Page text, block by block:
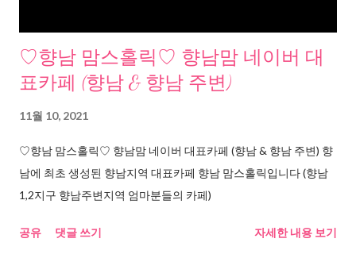
♡향남 맘스홀릭♡ 향남맘 네이버 대
표카페 (향남 & 향남 주변)
11월 10, 2021
♡향남 맘스홀릭♡ 향남맘 네이버 대표카페 (향남 & 향남 주변) 향
남에 최초 생성된 향남지역 대표카페 향남 맘스홀릭입니다 (향남
1,2지구 향남주변지역 엄마분들의 카페)
공유 댓글 쓰기 자세한 내용 보기